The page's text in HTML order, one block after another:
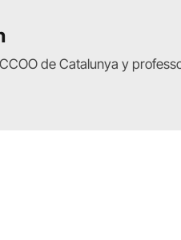
de Catalunya y